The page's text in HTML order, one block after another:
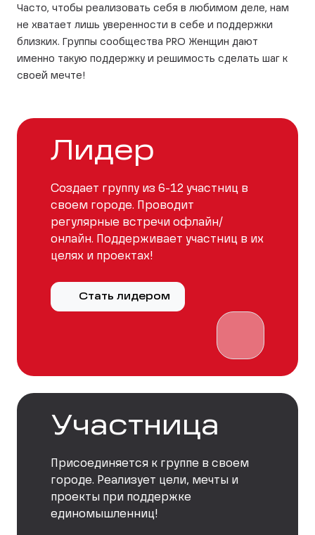
Часто, чтобы реализовать себя в любимом деле, нам
не хватает лишь уверенности в себе и поддержки
близких. Группы сообщества PRO Женщин дают
именно такую поддержку и решимость сделать шаг к
своей мечте!
Лидер
Создает группу из 6-12 участниц в
своем городе. Проводит
регулярные встречи офлайн/
онлайн. Поддерживает участниц в их
целях и проектах!
Стать лидером
Участница
Присоединяется к группе в своем
городе. Реализует цели, мечты и
проекты при поддержке
единомышленниц!